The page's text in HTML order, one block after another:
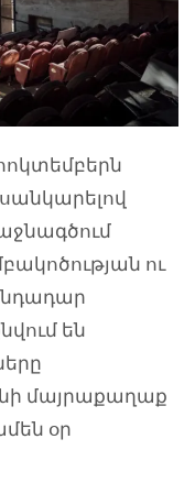
ու
են
մայրաքաղաք
օր